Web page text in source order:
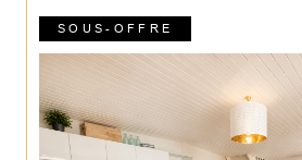
SOUS-OFFRE